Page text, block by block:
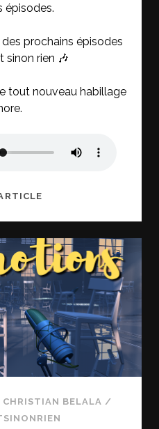
épisodes.
des prochains épisodes
sinon rien 🎶
tout nouveau habillage
UN
SINON
RIEN
CHRISTIAN BELALA /